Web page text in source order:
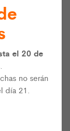
de
el producto
por
el 20 de
no serán
día 21.